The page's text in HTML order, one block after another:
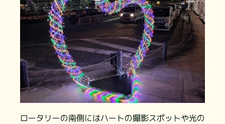
ロータリーの南側にはハートの撮影スポットや光の